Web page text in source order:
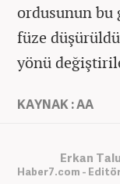
ordusunun bu
füze
yönü
KAYNAK : AA
Erkan Talu
Haber7.com -